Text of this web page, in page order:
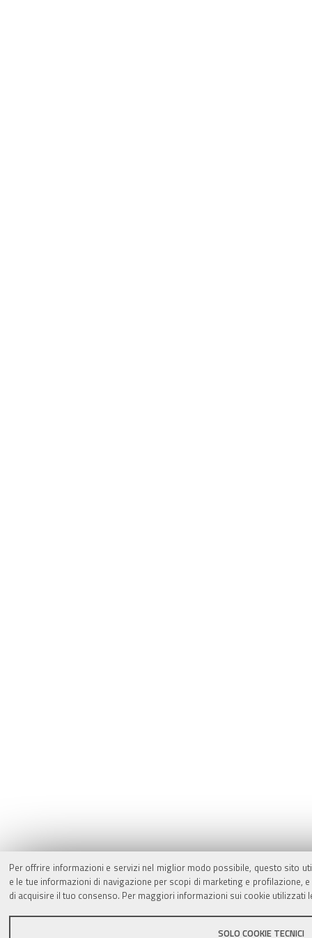
Per offrire informazioni e servizi nel miglior modo possibile, questo sito
e le tue informazioni di navigazione per scopi di marketing e
di acquisire il tuo consenso. Per maggiori informazioni sui cookie utilizzati
SOLO COOKIE TECNICI